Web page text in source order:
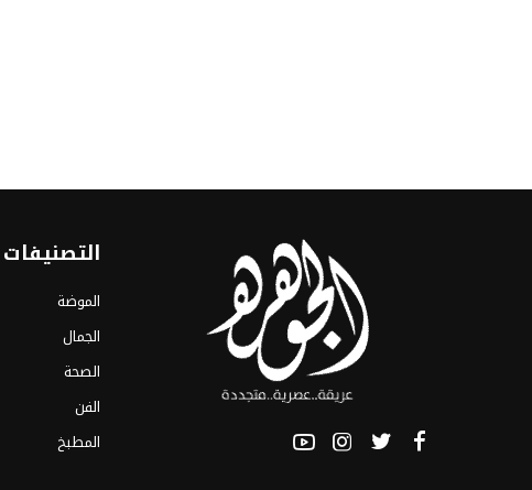
التصنيفات
الموضة
الجمال
الصحة
الفن
المطبخ